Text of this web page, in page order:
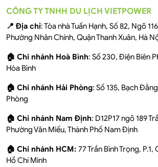
CÔNG TY TNHH DU LỊCH VIETPOWER
📍 Địa chỉ: Tòa nhà Tuấn Hạnh, Số 82, Ngõ
Phường Nhân Chính, Quận Thanh Xuân, Hà
🏠 Chi nhánh Hoà Bình: Số 230, Điện Biên
Hòa Bình
🏠 Chi nhánh Hải Phòng: Số 135, Bạch
Phòng
🏠 Chi nhánh Nam Định: D12P17 ngõ 189
Phường Văn Miếu, Thành Phố Nam Định
🏠 Chi nhánh HCM: 77 Trần Bình Trọng, P.1,
Hồ Chí Minh